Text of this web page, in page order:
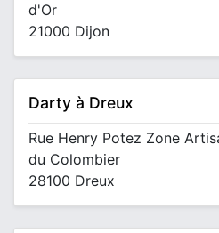
d'Or
21000 Dijon
Darty à Dreux
Rue Henry Potez Zone
du Colombier
28100 Dreux